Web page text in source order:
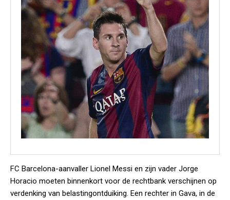
FC Barcelona-aanvaller Lionel Messi en zijn vader Jorge
Horacio moeten binnenkort voor de rechtbank verschijnen op
verdenking van belastingontduiking. Een rechter in Gava, in de